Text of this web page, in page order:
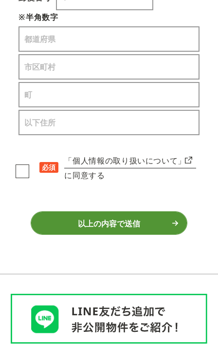
※半角数字
必須
「個人情報の取り扱いについて」
に同意する
以上の内容で送信